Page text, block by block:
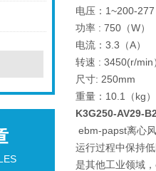
电压：1~200-
功率 : 750（W）
电流：3.3（A）
转速 : 3450(r/min
尺寸: 250mm
重量：10.1（kg）
K3G250-AV29-
ebm-papst离心
运行过程中保持
是其他工业领域